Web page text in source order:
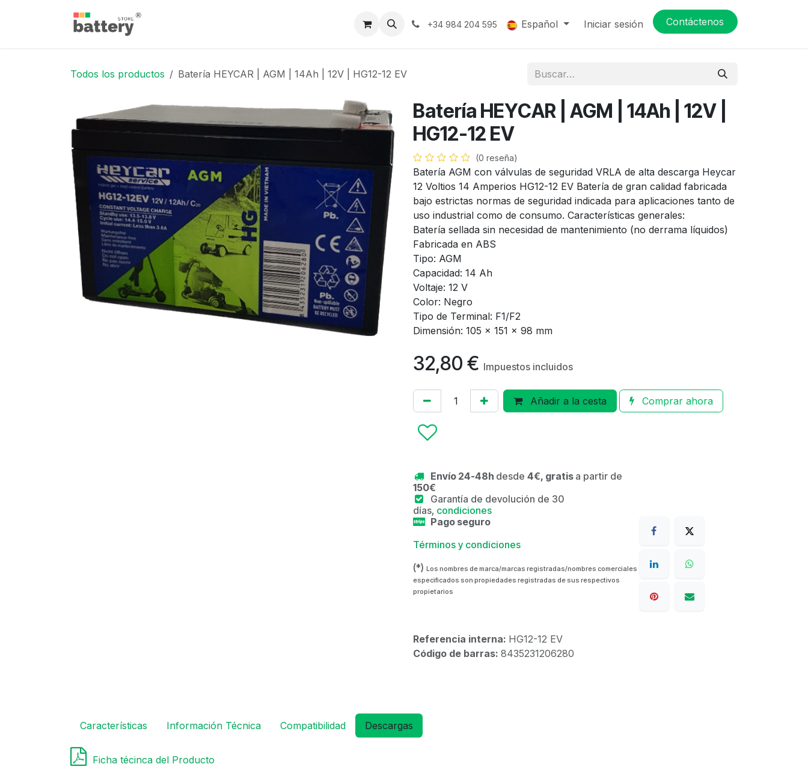
+34 984 204 595 Español Iniciar sesión Contáctenos
Todos los productos Batería HEYCAR | AGM | 14Ah | 12V | HG12-12 EV
Batería HEYCAR | AGM | 14Ah | 12V |
HG12-12 EV
(0 reseña)
Batería AGM con válvulas de seguridad VRLA de alta descarga Heycar
12 Voltios 14 Amperios HG12-12 EV Batería de gran calidad fabricada
bajo estrictas normas de seguridad indicada para aplicaciones tanto de
uso industrial como de consumo. Características generales:
Batería sellada sin necesidad de mantenimiento (no derrama líquidos)
Fabricada en ABS
Tipo: AGM
Capacidad: 14 Ah
Voltaje: 12 V
Color: Negro
Tipo de Terminal: F1/F2
Dimensión: 105 x 151 x 98 mm
32,80 € Impuestos incluidos
Añadir a la cesta Comprar ahora
Envío 24-48h desde 4€, gratis a partir de
150€
Garantía de devolución de 30
días, condiciones
Pago seguro
Términos y condiciones
(*) Los nombres de marca/marcas registradas/nombres comerciales
especificados son propiedades registradas de sus respectivos
propietarios
Referencia interna: HG12-12 EV
Código de barras: 8435231206280
Características Información Técnica Compatibilidad Descargas
Ficha técinca del Producto